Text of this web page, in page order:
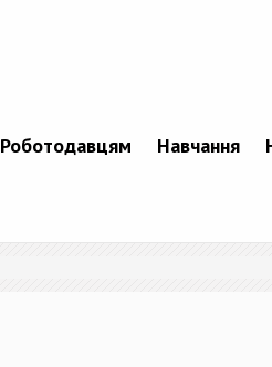
Роботодавцям Навчання